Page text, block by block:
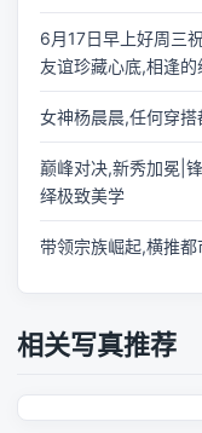
6月17日早上好周三
友谊珍藏心底,相逢
女神杨晨晨,任何穿
巅峰对决,新秀加冕|
绎极致美学
带领宗族崛起,横推
相关写真推荐